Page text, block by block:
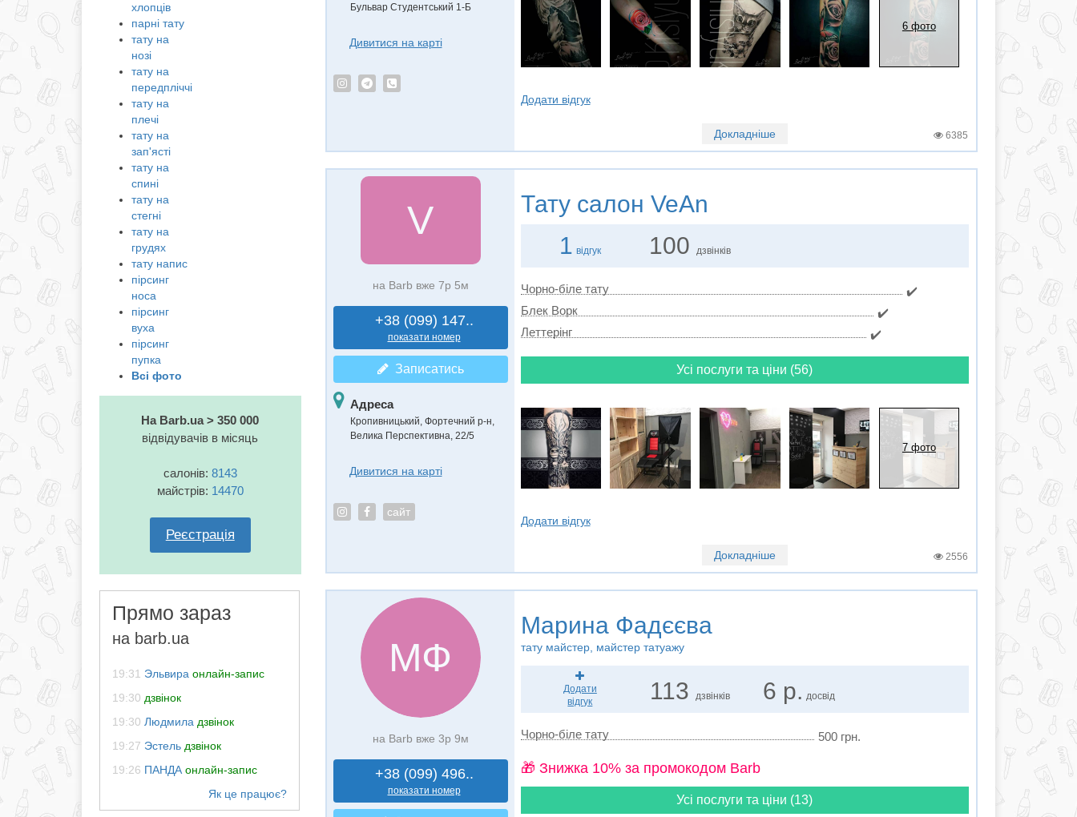
хлопців
парні тату
тату на
нозі
тату на
передпліччі
тату на
плечі
тату на
зап'ясті
тату на
спині
тату на
стегні
тату на
грудях
тату напис
пірсинг
носа
пірсинг
вуха
пірсинг
пупка
Всі фото
На Barb.ua > 350 000
відвідувачів в місяць
салонів: 8143
майстрів: 14470
Реєстрація
Прямо зараз
на barb.ua
19:31 Эльвира онлайн-запис
19:30 дзвінок
19:30 Людмила дзвінок
19:27 Эстель дзвінок
19:26 ПАНДА онлайн-запис
Бульвар Студентський 1-Б
Дивитися на карті
6 фото
Додати відгук
Докладніше 6385
V
на Barb вже 7р 5м
+38 (099) 147..
показати номер
Записатись
Адреса
Кропивницький, Фортечний р-н,
Велика Перспективна, 22/5
Дивитися на карті
сайт
Тату салон VeAn
1 відгук 100 дзвінків
Чорно-біле тату
✔️
Блек Ворк
✔️
Леттерінг
✔️
Усі послуги та ціни (56)
7 фото
Додати відгук
Докладніше 2556
МФ
на Barb вже 3р 9м
+38 (099) 496..
показати номер
Марина Фадєєва
тату майстер, майстер татуажу
Додати
відгук
113 дзвінків 6 р. досвід
Чорно-біле тату 500 грн.
🎁 Знижка 10% за промокодом Barb
Усі послуги та ціни (13)